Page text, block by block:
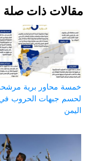
مقالات ذات صلة
خمسة محاور برية
لحسم جبهات الحروب
اليمن